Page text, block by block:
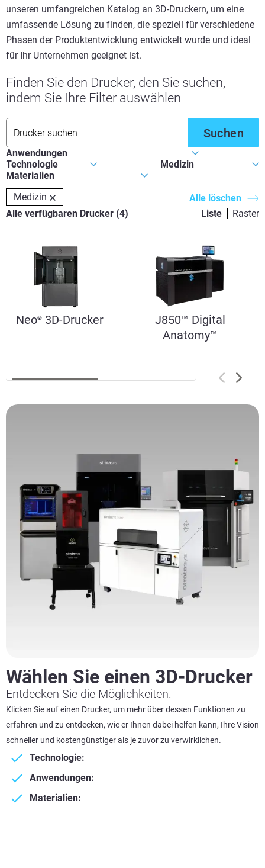
unseren umfangreichen Katalog an 3D-Druckern, um eine
umfassende Lösung zu finden, die speziell für verschiedene
Phasen der Produktentwicklung entwickelt wurde und ideal
für Ihr Unternehmen geeignet ist.
Finden Sie den Drucker, den Sie suchen,
indem Sie Ihre Filter auswählen
Suchen
Alle verfügbaren Drucker (4)
Medizin
Alle löschen
Liste
Raster
Neo® 3D-Drucker
J850™ Digital
Anatomy™
Wählen Sie einen 3D-Drucker
Entdecken Sie die Möglichkeiten.
Klicken Sie auf einen Drucker, um mehr über dessen Funktionen zu
erfahren und zu entdecken, wie er Ihnen dabei helfen kann, Ihre Vision
schneller und kostengünstiger als je zuvor zu verwirklichen.
Technologie:
Anwendungen:
Materialien: